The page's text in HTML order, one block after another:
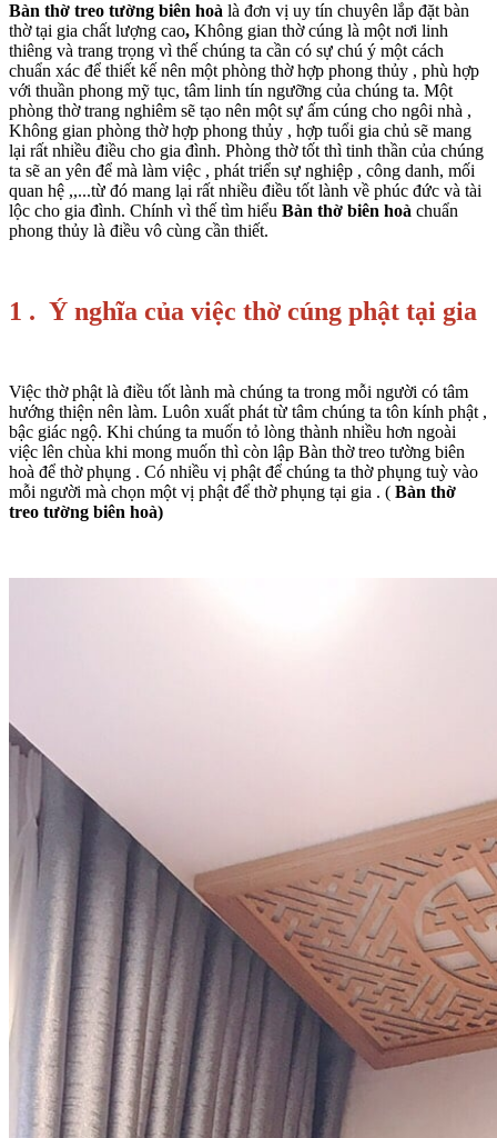
Bàn thờ treo tường biên hoà là đơn vị uy tín chuyên lắp đặt bàn
thờ tại gia chất lượng cao, Không gian thờ cúng là một nơi linh
thiêng và trang trọng vì thế chúng ta cần có sự chú ý một cách
chuẩn xác để thiết kế nên một phòng thờ hợp phong thủy , phù hợp
với thuần phong mỹ tục, tâm linh tín ngưỡng của chúng ta. Một
phòng thờ trang nghiêm sẽ tạo nên một sự ấm cúng cho ngôi nhà ,
Không gian phòng thờ hợp phong thủy , hợp tuổi gia chủ sẽ mang
lại rất nhiều điều cho gia đình. Phòng thờ tốt thì tinh thần của chúng
ta sẽ an yên để mà làm việc , phát triển sự nghiệp , công danh, mối
quan hệ ,,...từ đó mang lại rất nhiều điều tốt lành về phúc đức và tài
lộc cho gia đình. Chính vì thế tìm hiểu Bàn thờ biên hoà chuẩn
phong thủy là điều vô cùng cần thiết.
1 . Ý nghĩa của việc thờ cúng phật tại gia
Việc thờ phật là điều tốt lành mà chúng ta trong mỗi người có tâm
hướng thiện nên làm. Luôn xuất phát từ tâm chúng ta tôn kính phật ,
bậc giác ngộ. Khi chúng ta muốn tỏ lòng thành nhiều hơn ngoài
việc lên chùa khi mong muốn thì còn lập Bàn thờ treo tường biên
hoà để thờ phụng . Có nhiều vị phật để chúng ta thờ phụng tuỳ vào
mỗi người mà chọn một vị phật để thờ phụng tại gia . ( Bàn thờ
treo tường biên hoà)